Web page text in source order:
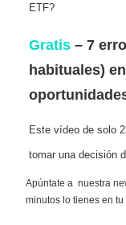
ETF?
Gratis – 7
habituales)
Este vídeo de solo
tomar una decisión
Apúntate a nuestra
minutos lo tienes en tu